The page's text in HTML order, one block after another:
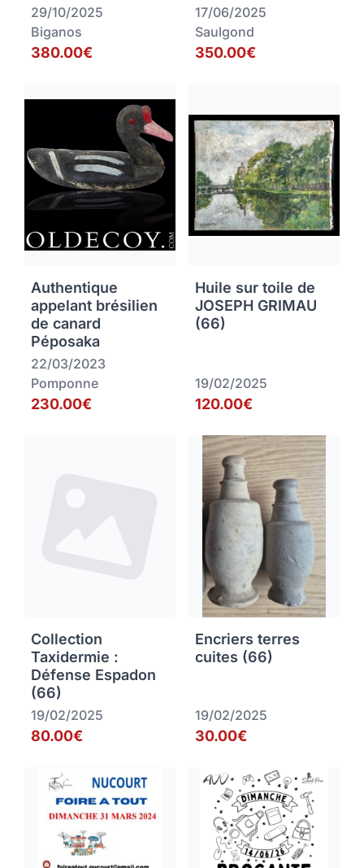
29/10/2025
Biganos
380.00€
17/06/2025
Saulgond
350.00€
Authentique
appelant brésilien
de canard
Péposaka
22/03/2023
Pomponne
230.00€
Huile sur toile de
JOSEPH GRIMAU
(66)
19/02/2025
120.00€
Collection
Taxidermie :
Défense Espadon
(66)
19/02/2025
80.00€
Encriers terres
cuites (66)
19/02/2025
30.00€